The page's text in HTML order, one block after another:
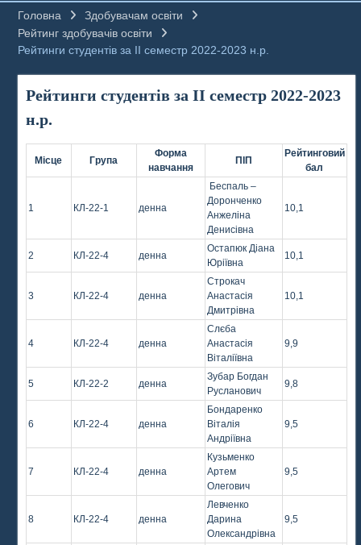
Головна
Здобувачам освіти
Рейтинг здобувачів освіти
Рейтинги студентів за ІІ семестр 2022-2023 н.р.
Рейтинги студентів за ІІ семестр 2022-2023
н.р.
Місце Група
Форма
навчання
ПІП
Рейтинговий
бал
1 КЛ-22-1 денна
Беспаль –
Доронченко
Анжеліна
Денисівна
10,1
2 КЛ-22-4 денна
Остапюк Діана
Юріївна
10,1
3 КЛ-22-4 денна
Строкач
Анастасія
Дмитрівна
10,1
4 КЛ-22-4 денна
Слєба
Анастасія
Віталіївна
9,9
5 КЛ-22-2 денна
Зубар Богдан
Русланович
9,8
6 КЛ-22-4 денна
Бондаренко
Віталія
Андріївна
9,5
7 КЛ-22-4 денна
Кузьменко
Артем
Олегович
9,5
8 КЛ-22-4 денна
Левченко
Дарина
Олександрівна
9,5